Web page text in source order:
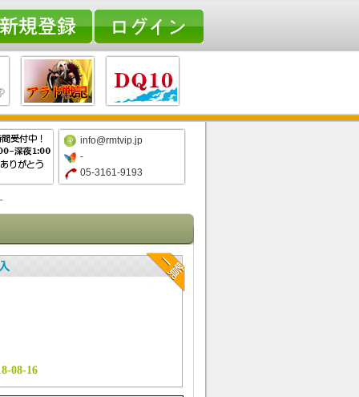
info@rmtvip.jp
-
05-3161-9193
08-16